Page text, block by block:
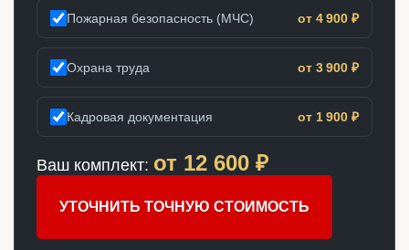
Пожарная безопасность (МЧС) от 4 900 ₽
Охрана труда от 3 900 ₽
Кадровая документация от 1 900 ₽
Ваш комплект: от 12 600 ₽
УТОЧНИТЬ ТОЧНУЮ СТОИМОСТЬ